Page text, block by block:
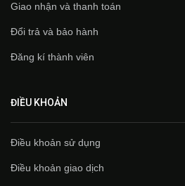
Giao nhận và thanh toán
Đổi trả và bảo hành
Đăng kí thành viên
ĐIỀU KHOẢN
Điều khoản sử dụng
Điều khoản giao dịch